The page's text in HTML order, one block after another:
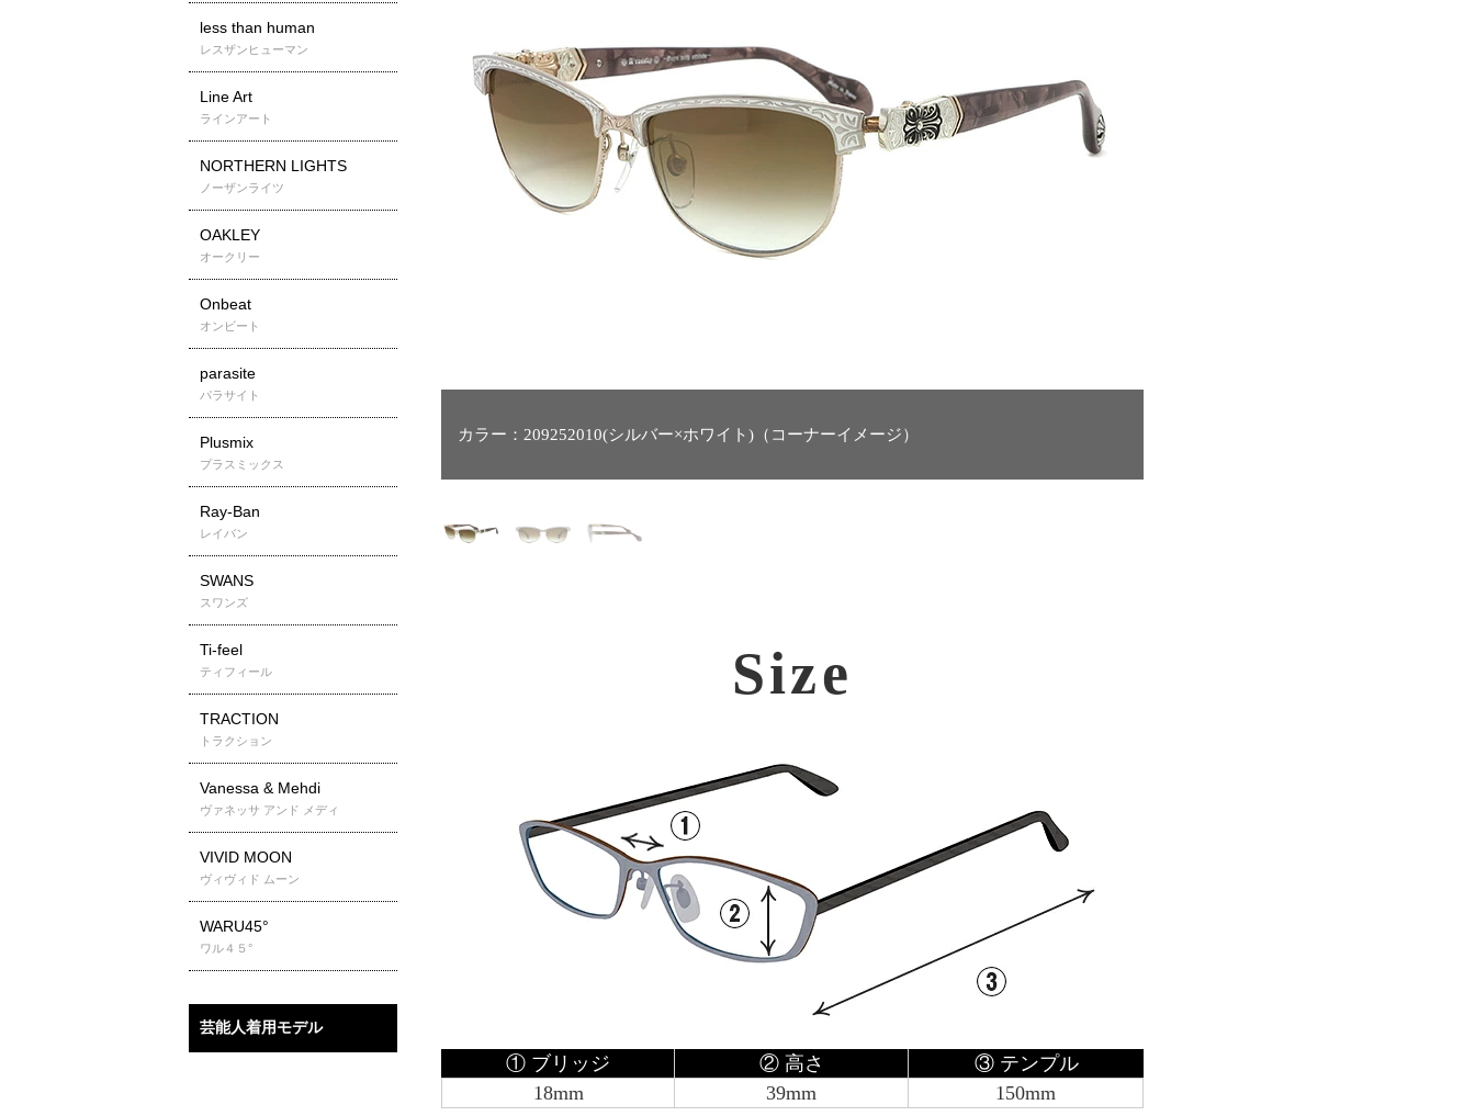
less than human
レスザンヒューマン
Line Art
ラインアート
NORTHERN LIGHTS
ノーザンライツ
OAKLEY
オークリー
Onbeat
オンビート
parasite
パラサイト
Plusmix
プラスミックス
Ray-Ban
レイバン
SWANS
スワンズ
Ti-feel
ティフィール
TRACTION
トラクション
Vanessa & Mehdi
ヴァネッサ アンド メディ
VIVID MOON
ヴィヴィド ムーン
WARU45°
ワル４５°
芸能人着用モデル